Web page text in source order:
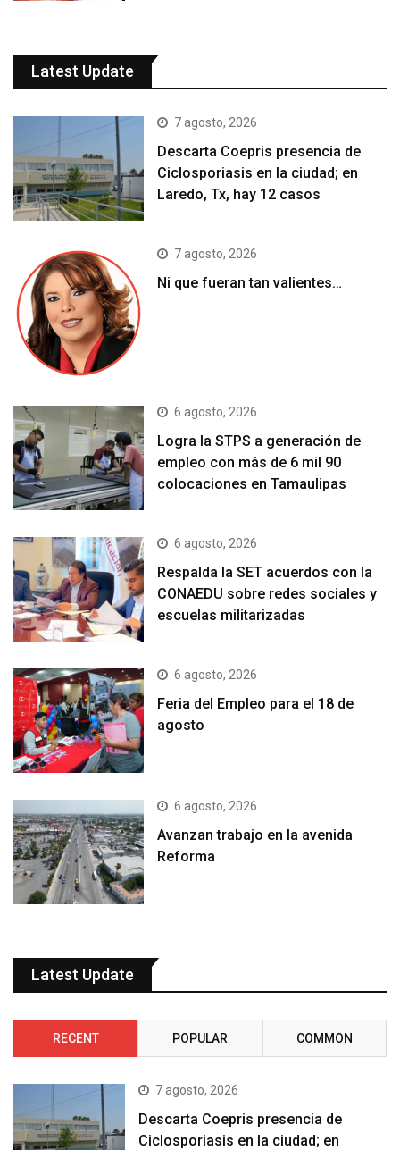
Latest Update
7 agosto, 2026
Descarta Coepris presencia de
Ciclosporiasis en la ciudad; en
Laredo, Tx, hay 12 casos
7 agosto, 2026
Ni que fueran tan valientes…
6 agosto, 2026
Logra la STPS a generación de
empleo con más de 6 mil 90
colocaciones en Tamaulipas
6 agosto, 2026
Respalda la SET acuerdos con la
CONAEDU sobre redes sociales y
escuelas militarizadas
6 agosto, 2026
Feria del Empleo para el 18 de
agosto
6 agosto, 2026
Avanzan trabajo en la avenida
Reforma
Latest Update
RECENT POPULAR COMMON
7 agosto, 2026
Descarta Coepris presencia de
Ciclosporiasis en la ciudad; en